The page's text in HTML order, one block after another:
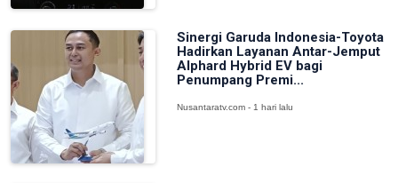
Sinergi Garuda Indonesia-Toyota
Hadirkan Layanan Antar-Jemput
Alphard Hybrid EV bagi
Penumpang Premi...
Nusantaratv.com - 1 hari lalu